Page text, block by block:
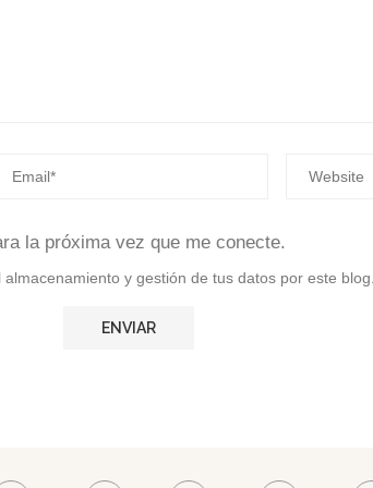
la próxima vez que me conecte.
y gestión de tus datos por este